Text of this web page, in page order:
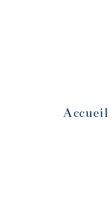
Accueil